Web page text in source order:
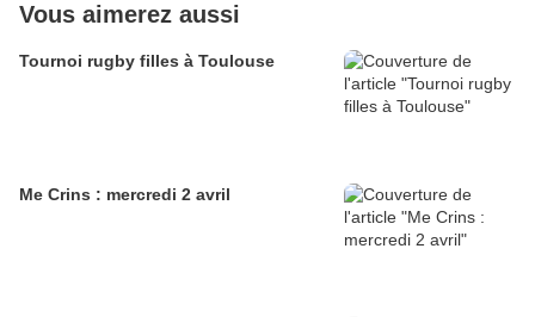
Vous aimerez aussi
Tournoi rugby filles à Toulouse
Me Crins : mercredi 2 avril